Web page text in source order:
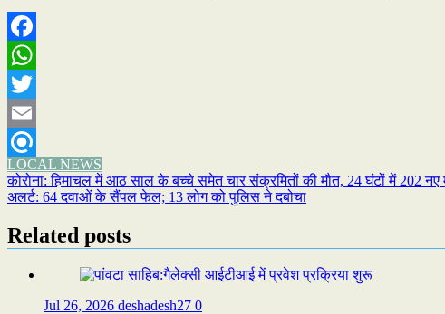
Facebook
WhatsApp
Twitter
Email
Refind
LOCAL NEWS
Post
navigation
कोरोना: हिमाचल में आठ साल के बच्चे समेत चार संक्रमितों की मौत, 24 घंटों में 202 नए
अलर्ट: 64 दवाओं के सैंपल फेल; 13 लोग को पुलिस ने दबोचा
Related posts
Jul 26, 2026 deshadesh27 0